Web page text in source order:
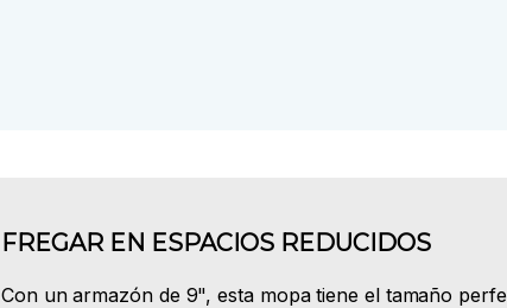
FREGAR EN ESPACIOS REDUCIDOS
Con un armazón de 9", esta mopa tiene el tamaño